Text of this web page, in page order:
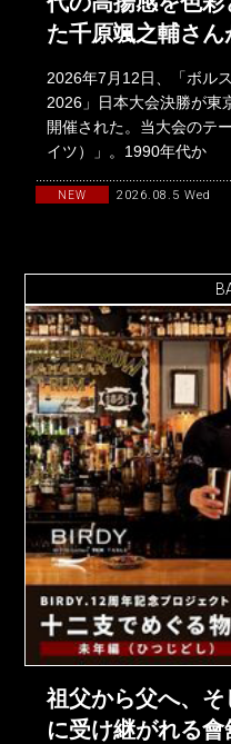
た千原颯之輔さん
2026年7月12日、「ボル
2026」日本大会決勝が東
開催された。当大会のテ
イツ）」。1990年代か
NEW 2026.08.5 Wed
祖父から父へ、
に受け継がれる